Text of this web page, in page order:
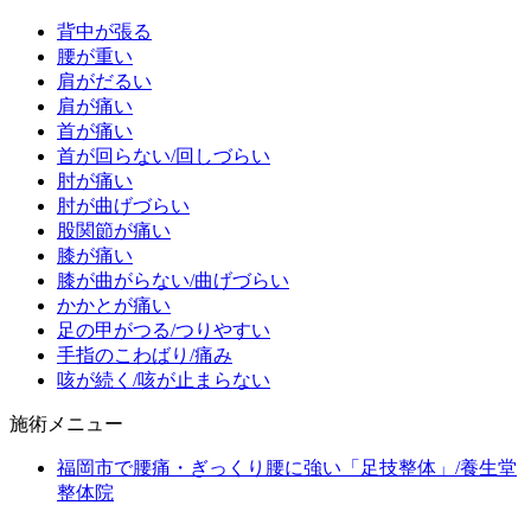
背中が張る
腰が重い
肩がだるい
肩が痛い
首が痛い
首が回らない/回しづらい
肘が痛い
肘が曲げづらい
股関節が痛い
膝が痛い
膝が曲がらない/曲げづらい
かかとが痛い
足の甲がつる/つりやすい
手指のこわばり/痛み
咳が続く/咳が止まらない
施術メニュー
福岡市で腰痛・ぎっくり腰に強い「足技整体」/養生堂
整体院